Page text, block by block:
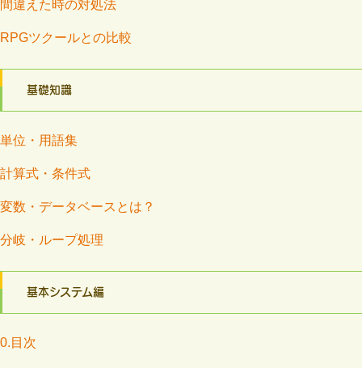
間違えた時の対処法
RPGツクールとの比較
基礎知識
単位・用語集
計算式・条件式
変数・データベースとは？
分岐・ループ処理
基本システム編
0.目次